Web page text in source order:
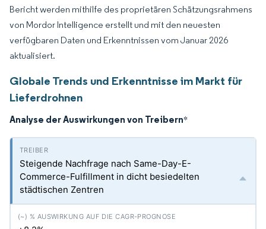
Bericht werden mithilfe des proprietären Schätzungsrahmens
von Mordor Intelligence erstellt und mit den neuesten
verfügbaren Daten und Erkenntnissen vom Januar 2026
aktualisiert.
Globale Trends und Erkenntnisse im Markt für
Lieferdrohnen
Analyse der Auswirkungen von Treibern*
Steigende Nachfrage nach Same-Day-E-
Commerce-Fulfillment in dicht besiedelten
städtischen Zentren